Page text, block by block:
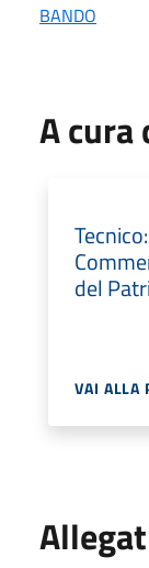
BANDO
A cura
del
VAI ALLA